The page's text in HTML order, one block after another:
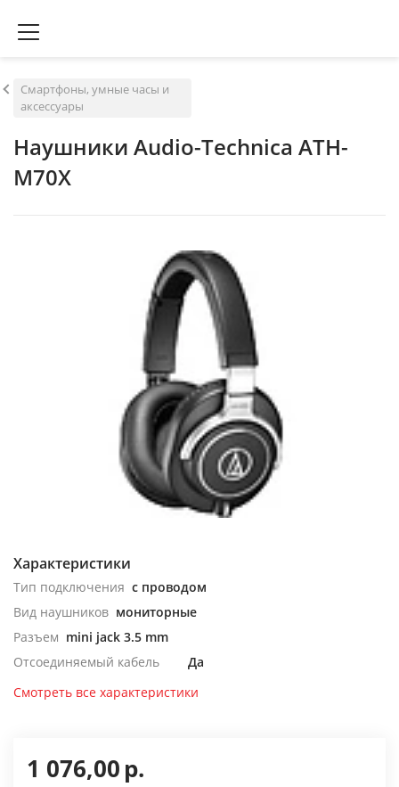
Смартфоны, умные часы и
аксессуары
Наушники Audio-Technica ATH-
M70X
Характеристики
Тип подключения с проводом
Вид наушников мониторные
Разъем mini jack 3.5 mm
Отсоединяемый кабель
Да
Смотреть все характеристики
1 076,00р.